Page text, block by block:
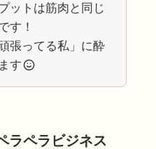
ットは筋肉と同じ
す！
張ってる私」に酔
す
ペラビジネス